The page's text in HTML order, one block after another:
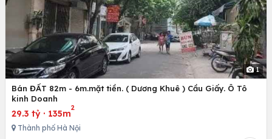
1
Bán ĐẤT 82m - 6m.mặt tiền. ( Dương Khuê ) Cầu Giấy. Ô Tô
kinh Doanh
29.3 tỷ · 135m
2
Thành phố Hà Nội